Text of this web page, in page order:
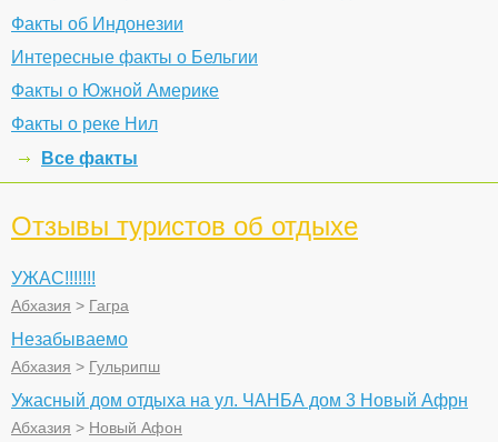
Факты об Индонезии
Интересные факты о Бельгии
Факты о Южной Америке
Факты о реке Нил
Все факты
Отзывы туристов об отдыхе
УЖАС!!!!!!!
Абхазия > Гагра
Незабываемо
Абхазия > Гульрипш
Ужасный дом отдыха на ул. ЧАНБА дом 3 Новый Афрн
Абхазия > Новый Афон